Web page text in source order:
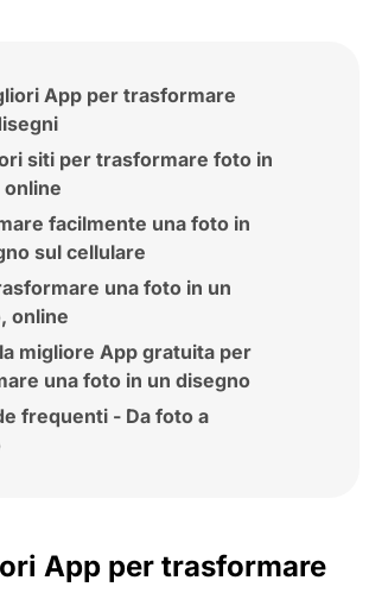
App per trasformare
siti per trasformare foto in
facilmente una foto in
sul cellulare
una foto in un
online
migliore App gratuita per
una foto in un disegno
frequenti - Da foto a
App per trasformare